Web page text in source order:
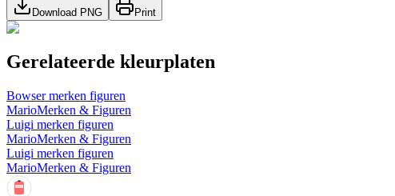
Download PNG Print
Gerelateerde kleurplaten
Bowser merken figuren
MarioMerken & Figuren
Luigi merken figuren
MarioMerken & Figuren
Luigi merken figuren
MarioMerken & Figuren